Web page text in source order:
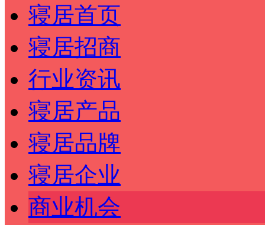
寝居首页
寝居招商
行业资讯
寝居产品
寝居品牌
寝居企业
商业机会